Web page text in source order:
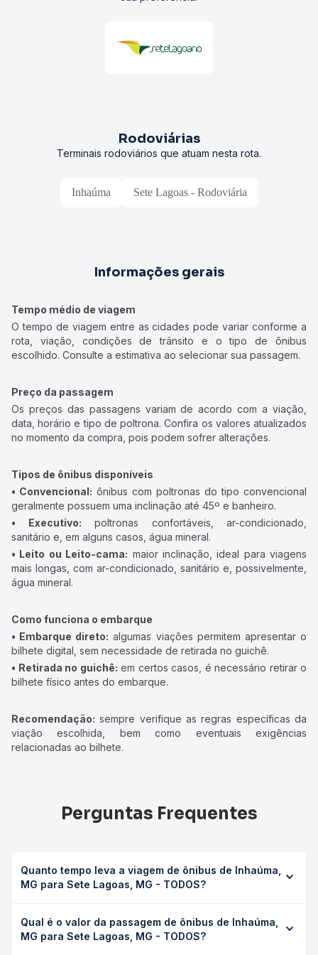
Rodoviárias
Terminais rodoviários que atuam nesta rota.
Inhaúma Sete Lagoas - Rodoviária
Informações gerais
Tempo médio de viagem
O tempo de viagem entre as cidades pode variar conforme a
rota, viação, condições de trânsito e o tipo de ônibus
escolhido. Consulte a estimativa ao selecionar sua passagem.
Preço da passagem
Os preços das passagens variam de acordo com a viação,
data, horário e tipo de poltrona. Confira os valores atualizados
no momento da compra, pois podem sofrer alterações.
Tipos de ônibus disponíveis
• Convencional: ônibus com poltronas do tipo convencional
geralmente possuem uma inclinação até 45º e banheiro.
• Executivo: poltronas confortáveis, ar-condicionado,
sanitário e, em alguns casos, água mineral.
• Leito ou Leito-cama: maior inclinação, ideal para viagens
mais longas, com ar-condicionado, sanitário e, possivelmente,
água mineral.
Como funciona o embarque
• Embarque direto: algumas viações permitem apresentar o
bilhete digital, sem necessidade de retirada no guichê.
• Retirada no guichê: em certos casos, é necessário retirar o
bilhete físico antes do embarque.
Recomendação: sempre verifique as regras específicas da
viação escolhida, bem como eventuais exigências
relacionadas ao bilhete.
Perguntas Frequentes
Quanto tempo leva a viagem de ônibus de Inhaúma,
MG para Sete Lagoas, MG - TODOS?
MG - TODOS leva em média 0 horas, podendo variar
conforme a viação, o tipo de serviço (convencional,
Qual é o valor da passagem de ônibus de Inhaúma,
MG para Sete Lagoas, MG - TODOS?